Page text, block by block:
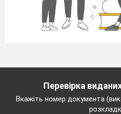
Перевірка
Вкажіть номер документа